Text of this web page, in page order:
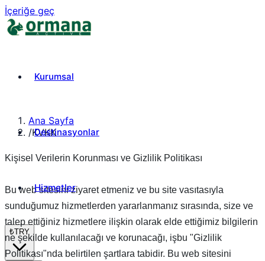
İçeriğe geç
Kurumsal
Destinasyonlar
Hizmetler
₺TRY
Ana Sayfa
/KVKK
Kişisel Verilerin Korunması ve Gizlilik Politikası
Bu web sitesini ziyaret etmeniz ve bu site vasıtasıyla
sunduğumuz hizmetlerden yararlanmanız sırasında, size ve
talep ettiğiniz hizmetlere ilişkin olarak elde ettiğimiz bilgilerin
ne şekilde kullanılacağı ve korunacağı, işbu "Gizlilik
Politikası"nda belirtilen şartlara tabidir. Bu web sitesini